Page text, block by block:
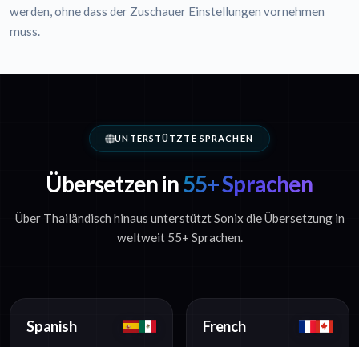
werden, ohne dass der Zuschauer Einstellungen vornehmen
muss.
UNTERSTÜTZTE SPRACHEN
Übersetzen in55+ Sprachen
Über Thailändisch hinaus unterstützt Sonix die Übersetzung in
weltweit 55+ Sprachen.
Spanish French